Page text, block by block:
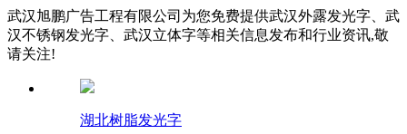
武汉旭鹏广告工程有限公司为您免费提供武汉外露发光字、武
汉不锈钢发光字、武汉立体字等相关信息发布和行业资讯,敬
请关注!
湖北树脂发光字